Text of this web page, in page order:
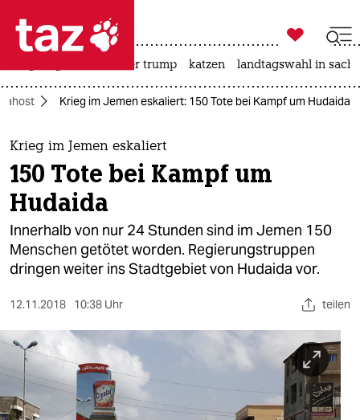
 taz zahl ich
taz zahl ich
themen
politik
öko
gesellschaft
sport
berlin
nord

taz zahl ich
usa unter trump katzen landtagswahl in
Krieg im Jemen eskaliert: 150 Tote bei Kampf um Hudaida
Krieg im Jemen eskaliert
150 Tote bei Kampf um
Hudaida
Innerhalb von nur 24 Stunden sind im Jemen 150
Menschen getötet worden. Regierungstruppen
dringen weiter ins Stadtgebiet von Hudaida vor.
12.11.2018 10:38 Uhr teilen